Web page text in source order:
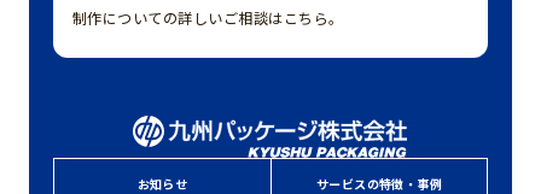
制作についての詳しいご相談はこちら。
お知らせ サービスの特徴・事例